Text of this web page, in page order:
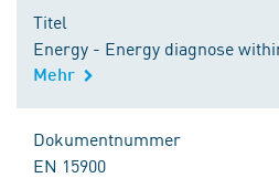
Titel
Energy - Energy diagnose
Mehr
Dokumentnummer
EN 15900